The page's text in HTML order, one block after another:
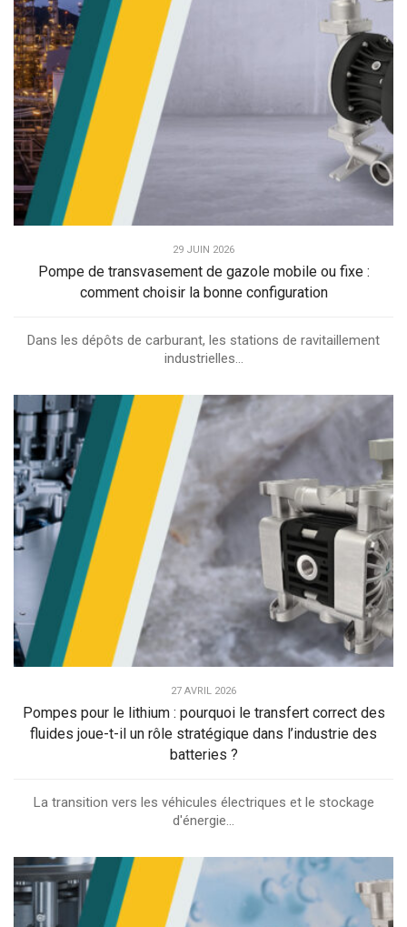
29 JUIN 2026
Pompe de transvasement de gazole mobile ou fixe :
comment choisir la bonne configuration
Dans les dépôts de carburant, les stations de ravitaillement
industrielles...
27 AVRIL 2026
Pompes pour le lithium : pourquoi le transfert correct des
fluides joue-t-il un rôle stratégique dans l’industrie des
batteries ?
La transition vers les véhicules électriques et le stockage
d'énergie...